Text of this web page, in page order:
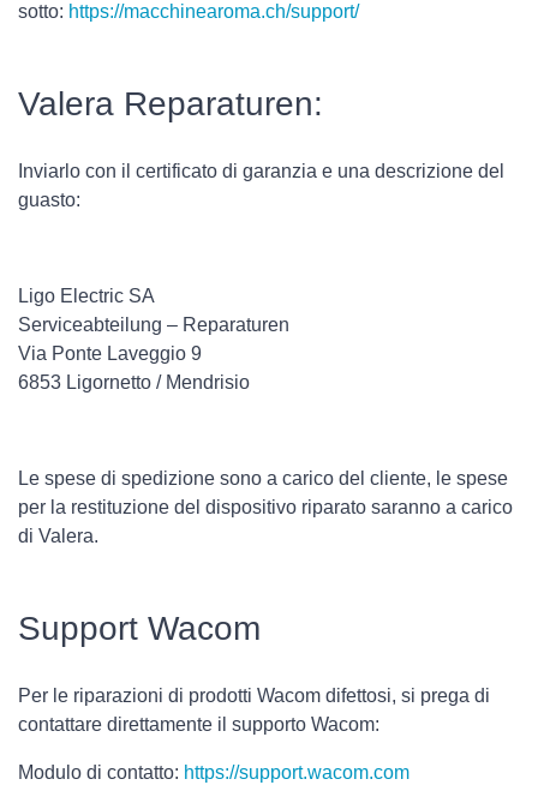
sotto: https://macchinearoma.ch/support/
Valera Reparaturen:
Inviarlo con il certificato di garanzia e una descrizione del
guasto:
Ligo Electric SA
Serviceabteilung – Reparaturen
Via Ponte Laveggio 9
6853 Ligornetto / Mendrisio
Le spese di spedizione sono a carico del cliente, le spese
per la restituzione del dispositivo riparato saranno a carico
di Valera.
Support Wacom
Per le riparazioni di prodotti Wacom difettosi, si prega di
contattare direttamente il supporto Wacom:
Modulo di contatto: https://support.wacom.com